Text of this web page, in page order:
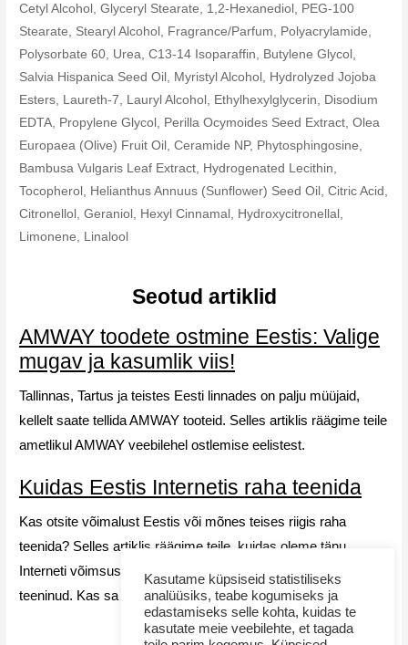
Cetyl Alcohol, Glyceryl Stearate, 1,2-Hexanediol, PEG-100
Stearate, Stearyl Alcohol, Fragrance/Parfum, Polyacrylamide,
Polysorbate 60, Urea, C13-14 Isoparaffin, Butylene Glycol,
Salvia Hispanica Seed Oil, Myristyl Alcohol, Hydrolyzed Jojoba
Esters, Laureth-7, Lauryl Alcohol, Ethylhexylglycerin, Disodium
EDTA, Propylene Glycol, Perilla Ocymoides Seed Extract, Olea
Europaea (Olive) Fruit Oil, Ceramide NP, Phytosphingosine,
Bambusa Vulgaris Leaf Extract, Hydrogenated Lecithin,
Tocopherol, Helianthus Annuus (Sunflower) Seed Oil, Citric Acid,
Citronellol, Geraniol, Hexyl Cinnamal, Hydroxycitronellal,
Limonene, Linalool
Seotud artiklid
AMWAY toodete ostmine Eestis: Valige
mugav ja kasumlik viis!
Tallinnas, Tartus ja teistes Eesti linnades on palju müüjaid,
kellelt saate tellida AMWAY tooteid. Selles artiklis räägime teile
ametlikul AMWAY veebilehel ostlemise eelistest.
Kuidas Eestis Internetis raha teenida
Kas otsite võimalust Eestis või mõnes teises riigis raha
teenida? Selles artiklis räägime teile, kuidas oleme tänu
Interneti võimsusele rohkem kui 10 aastat pidevalt raha
teeninud. Kas sa tahaksid sama teha? Uuri lähemalt!
Kasutame küpsiseid statistiliseks
analüüsiks, teabe kogumiseks ja
edastamiseks selle kohta, kuidas te
kasutate meie veebilehte, et tagada